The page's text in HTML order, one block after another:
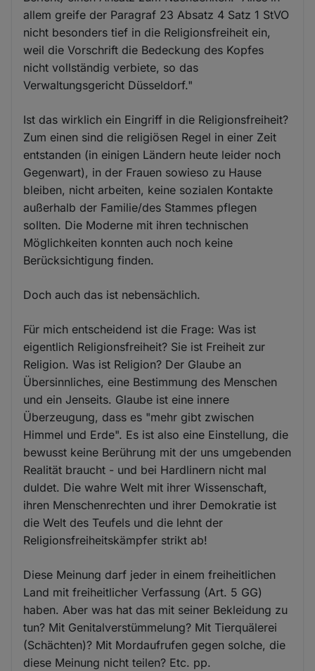
allem greife der Paragraf 23 Absatz 4 Satz 1 StVO
nicht besonders tief in die Religionsfreiheit ein,
weil die Vorschrift die Bedeckung des Kopfes
nicht vollständig verbiete, so das
Verwaltungsgericht Düsseldorf."
Ist das wirklich ein Eingriff in die Religionsfreiheit?
Zum einen sind die religiösen Regel in einer Zeit
entstanden (in einigen Ländern heute leider noch
Gegenwart), in der Frauen sowieso zu Hause
bleiben, nicht arbeiten, keine sozialen Kontakte
außerhalb der Familie/des Stammes pflegen
sollten. Die Moderne mit ihren technischen
Möglichkeiten konnten auch noch keine
Berücksichtigung finden.
Doch auch das ist nebensächlich.
Für mich entscheidend ist die Frage: Was ist
eigentlich Religionsfreiheit? Sie ist Freiheit zur
Religion. Was ist Religion? Der Glaube an
Übersinnliches, eine Bestimmung des Menschen
und ein Jenseits. Glaube ist eine innere
Überzeugung, dass es "mehr gibt zwischen
Himmel und Erde". Es ist also eine Einstellung, die
bewusst keine Berührung mit der uns umgebenden
Realität braucht - und bei Hardlinern nicht mal
duldet. Die wahre Welt mit ihrer Wissenschaft,
ihren Menschenrechten und ihrer Demokratie ist
die Welt des Teufels und die lehnt der
Religionsfreiheitskämpfer strikt ab!
Diese Meinung darf jeder in einem freiheitlichen
Land mit freiheitlicher Verfassung (Art. 5 GG)
haben. Aber was hat das mit seiner Bekleidung zu
tun? Mit Genitalverstümmelung? Mit Tierquälerei
(Schächten)? Mit Mordaufrufen gegen solche, die
diese Meinung nicht teilen? Etc. pp.